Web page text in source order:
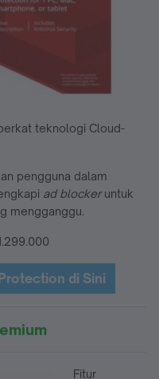
teknologi Cloud-
pengguna dalam
ad blockeruntuk
mengganggu.
di Sini
Fitur